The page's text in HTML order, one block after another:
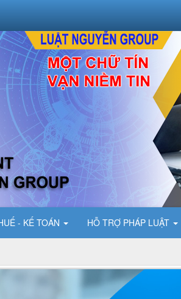
- KẾ TOÁN HỖ TRỢ PHÁP LUẬT